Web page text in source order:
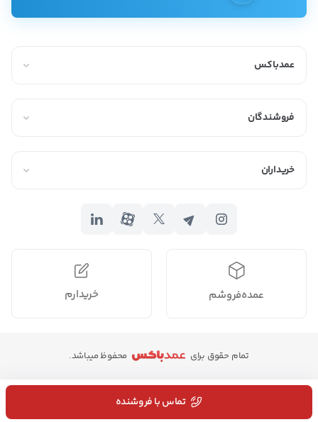
عمدباکس
فروشندگان
خریداران
عمده‌فروشم خریدارم
تمام حقوق برای محفوظ میباشد.
تماس با فروشنده